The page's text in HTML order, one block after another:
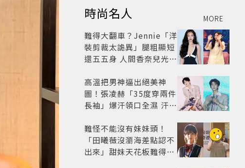
時尚名人 MORE
難得大翻車？Jennie「洋
裝剪裁太詭異」腿粗顯短
還五五身 人間香奈兒光環
高溫把男神逼出絕美神
圖！張凌赫「35度穿兩件
長袖」爆汗領口全濕 汗珠
難怪不能沒有妹妹頭！
「田曦薇沒瀏海差點認不
出來」甜妹天花板難得露